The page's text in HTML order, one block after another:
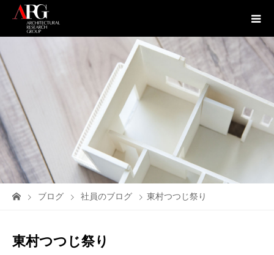
ブログ 社員のブログ 東村つつじ祭り
東村つつじ祭り